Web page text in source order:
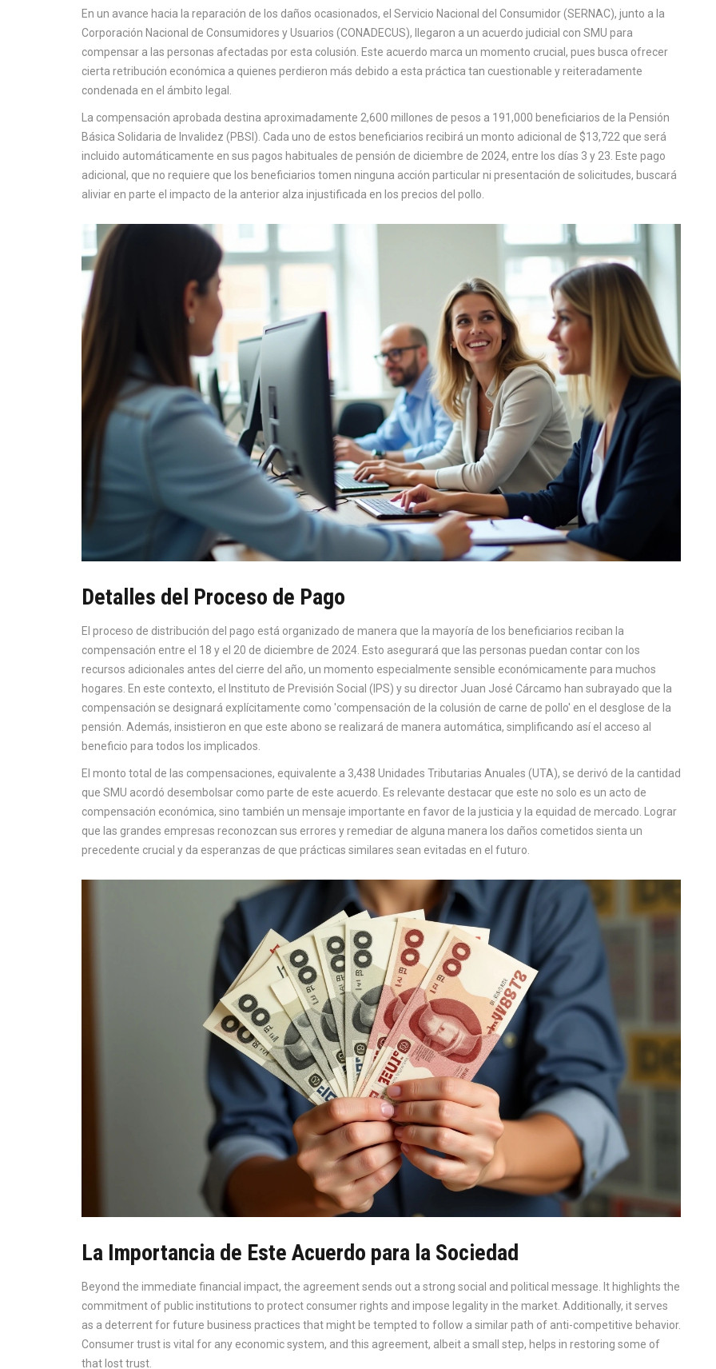
En un avance hacia la reparación de los daños ocasionados, el Servicio Nacional del Consumidor (SERNAC), junto a la
Corporación Nacional de Consumidores y Usuarios (CONADECUS), llegaron a un acuerdo judicial con SMU para
compensar a las personas afectadas por esta colusión. Este acuerdo marca un momento crucial, pues busca ofrecer
cierta retribución económica a quienes perdieron más debido a esta práctica tan cuestionable y reiteradamente
condenada en el ámbito legal.
La compensación aprobada destina aproximadamente 2,600 millones de pesos a 191,000 beneficiarios de la Pensión
Básica Solidaria de Invalidez (PBSI). Cada uno de estos beneficiarios recibirá un monto adicional de $13,722 que será
incluido automáticamente en sus pagos habituales de pensión de diciembre de 2024, entre los días 3 y 23. Este pago
adicional, que no requiere que los beneficiarios tomen ninguna acción particular ni presentación de solicitudes, buscará
aliviar en parte el impacto de la anterior alza injustificada en los precios del pollo.
Detalles del Proceso de Pago
El proceso de distribución del pago está organizado de manera que la mayoría de los beneficiarios reciban la
compensación entre el 18 y el 20 de diciembre de 2024. Esto asegurará que las personas puedan contar con los
recursos adicionales antes del cierre del año, un momento especialmente sensible económicamente para muchos
hogares. En este contexto, el Instituto de Previsión Social (IPS) y su director Juan José Cárcamo han subrayado que la
compensación se designará explícitamente como 'compensación de la colusión de carne de pollo' en el desglose de la
pensión. Además, insistieron en que este abono se realizará de manera automática, simplificando así el acceso al
beneficio para todos los implicados.
El monto total de las compensaciones, equivalente a 3,438 Unidades Tributarias Anuales (UTA), se derivó de la cantidad
que SMU acordó desembolsar como parte de este acuerdo. Es relevante destacar que este no solo es un acto de
compensación económica, sino también un mensaje importante en favor de la justicia y la equidad de mercado. Lograr
que las grandes empresas reconozcan sus errores y remediar de alguna manera los daños cometidos sienta un
precedente crucial y da esperanzas de que prácticas similares sean evitadas en el futuro.
La Importancia de Este Acuerdo para la Sociedad
Beyond the immediate financial impact, the agreement sends out a strong social and political message. It highlights the
commitment of public institutions to protect consumer rights and impose legality in the market. Additionally, it serves
as a deterrent for future business practices that might be tempted to follow a similar path of anti-competitive behavior.
Consumer trust is vital for any economic system, and this agreement, albeit a small step, helps in restoring some of
that lost trust.